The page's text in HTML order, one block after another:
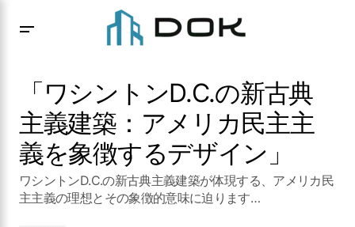
象徴するデザイン」
「ワシントンD.C.の新古典
主義建築：アメリカ民主主
義を象徴するデザイン」
ワシントンD.C.の新古典主義建築が体現する、アメリカ民
主主義の理想とその象徴的意味に迫ります…